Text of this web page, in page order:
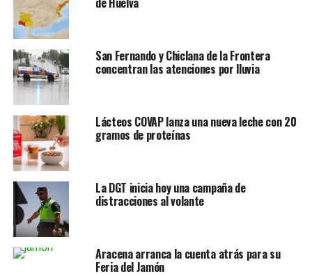
San Fernando y Chiclana de la Frontera
concentran las atenciones por lluvia
Lácteos COVAP lanza una nueva leche con 20
gramos de proteínas
La DGT inicia hoy una campaña de
distracciones al volante
Aracena arranca la cuenta atrás para su
Feria del Jamón